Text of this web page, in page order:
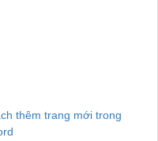
thêm trang mới trong